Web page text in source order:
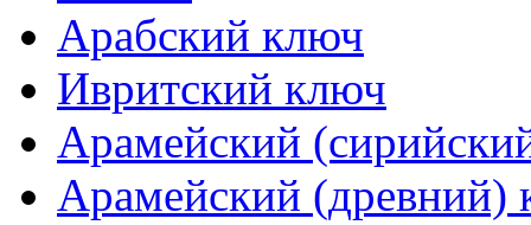
Арабский ключ
Ивритский ключ
Арамейский
Арамейский (древний)